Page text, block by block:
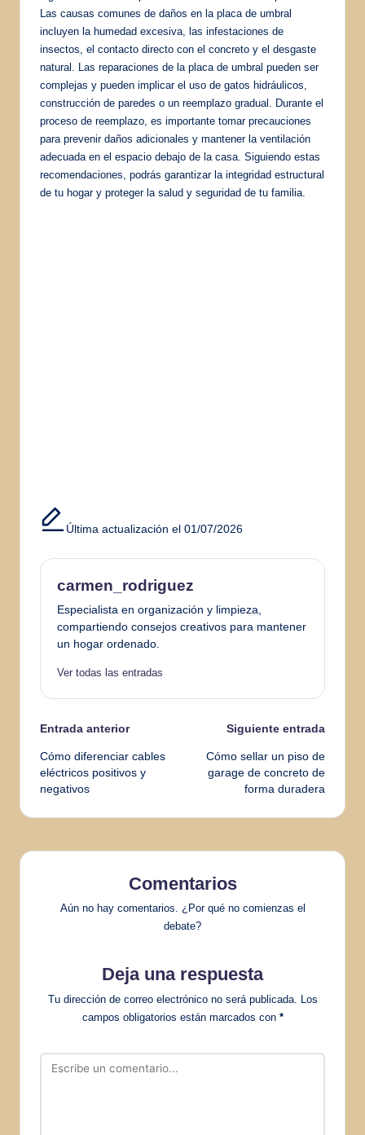
Las causas comunes de daños en la placa de umbral
incluyen la humedad excesiva, las infestaciones de
insectos, el contacto directo con el concreto y el desgaste
natural. Las reparaciones de la placa de umbral pueden ser
complejas y pueden implicar el uso de gatos hidráulicos,
construcción de paredes o un reemplazo gradual. Durante el
proceso de reemplazo, es importante tomar precauciones
para prevenir daños adicionales y mantener la ventilación
adecuada en el espacio debajo de la casa. Siguiendo estas
recomendaciones, podrás garantizar la integridad estructural
de tu hogar y proteger la salud y seguridad de tu familia.
Última actualización el 01/07/2026
carmen_rodriguez
Especialista en organización y limpieza,
compartiendo consejos creativos para mantener
un hogar ordenado.
Ver todas las entradas
Navegación
de
entradas
Entrada anterior
Cómo diferenciar cables
eléctricos positivos y
negativos
Siguiente entrada
Cómo sellar un piso de
garage de concreto de
forma duradera
Comentarios
Aún no hay comentarios. ¿Por qué no comienzas el
debate?
Deja una respuesta
Tu dirección de correo electrónico no será publicada. Los
campos obligatorios están marcados con *